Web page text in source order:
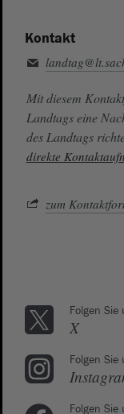
Kontakt
Mit diesem
Landtags eine
des Landtags
direkte
zum
Folgen Sie
X
Folgen Sie
Folgen Sie